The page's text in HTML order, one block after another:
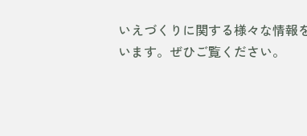
いえづくりに関する様々な情報
います。ぜひご覧ください。